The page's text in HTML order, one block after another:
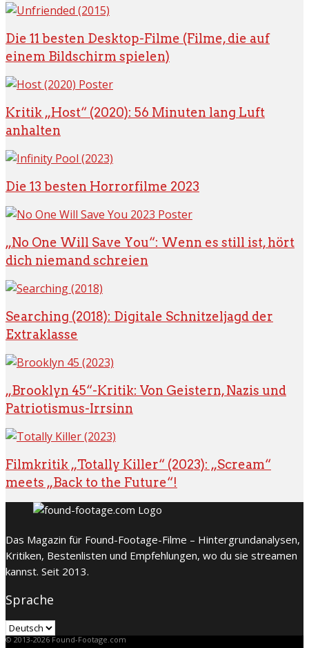
Die 11 besten Desktop-Filme (Filme, die auf
einem Bildschirm spielen)
Kritik „Host“ (2020): 56 Minuten lang Luft
anhalten
Die 13 besten Horrorfilme 2023
„No One Will Save You“: Wenn es still ist, hört
dich niemand schreien
Searching (2018): Digitale Schnitzeljagd der
Extraklasse
„Brooklyn 45“-Kritik: Von Geistern, Nazis und
Patriotismus-Irrsinn
Filmkritik „Totally Killer“ (2023): „Scream“
meets „Back to the Future“!
Das Magazin für Found-Footage-Filme – Hintergrundanalysen,
Kritiken, Bestenlisten und Empfehlungen, wo du sie streamen
kannst. Seit 2013.
Sprache
Sprache
© 2013-2026 Found-Footage.com